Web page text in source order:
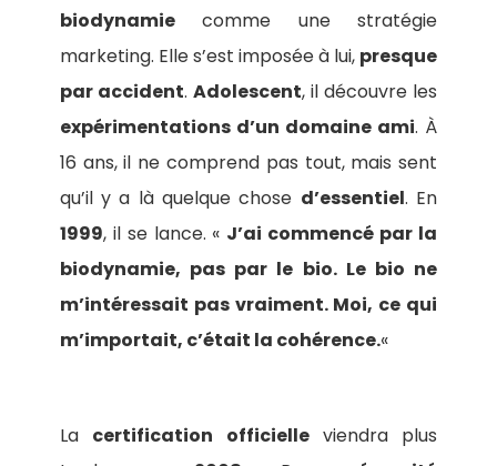
biodynamiecomme une stratégie
marketing. Elle s’est imposée à lui, presque
par accident. Adolescent, il découvre les
expérimentations d’un domaine ami. À
16 ans, il ne comprend pas tout, mais sent
qu’il y a là quelque chose d’essentiel. En
1999, il se lance. « J’ai commencé par la
biodynamie, pas par le bio. Le bio ne
m’intéressait pas vraiment. Moi, ce qui
m’importait, c’était la cohérence.«
La certification officielleviendra plus